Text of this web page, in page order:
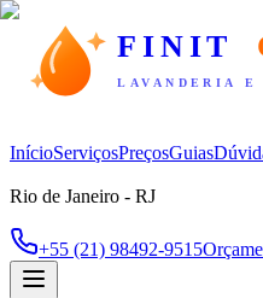
FINIT
LAVANDERIA E
InícioServiçosPreçosGuias
Rio de Janeiro - RJ
+55 (21) 98492-9515